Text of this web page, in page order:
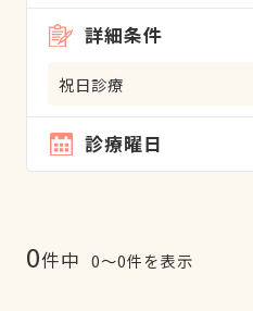
詳細条件
祝日診療
診療曜日
0件中 0〜0件を表示